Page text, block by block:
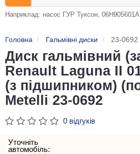
Наприклад: насос ГУР Туксон, 06H905601A
Головна Гальмівні диски 23-0692
Диск гальмівний
Renault Laguna II
(з підшипником)
Metelli 23-0692
0 відгуків
Уточніть
автомобіль: